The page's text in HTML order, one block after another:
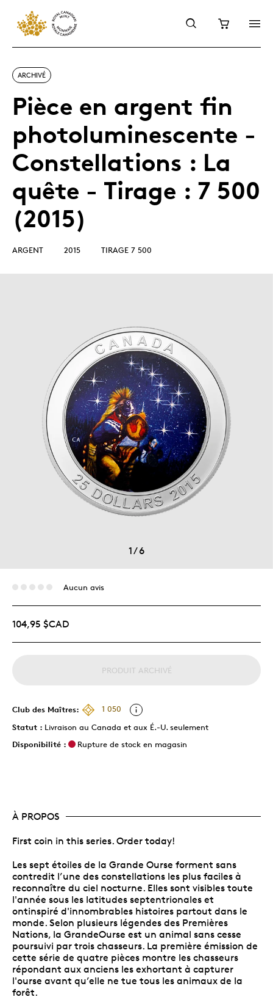
ARCHIVÉ
Pièce en argent fin
photoluminescente -
Constellations : La
quête - Tirage : 7 500
(2015)
ARGENT 2015 TIRAGE 7 500
1/6
Aucun avis
104,95 $CAD
PRODUIT ARCHIVÉ
Club des Maîtres:
1 050
Statut : Livraison au Canada et aux É.-U. seulement
Disponibilité :
Rupture de stock en magasin
À PROPOS
First coin in this series. Order today!
Les sept étoiles de la Grande Ourse forment sans
contredit l’une des constellations les plus faciles à
reconnaître du ciel nocturne. Elles sont visibles toute
l'année sous les latitudes septentrionales et
ontinspiré d'innombrables histoires partout dans le
monde. Selon plusieurs légendes des Premières
Nations, la GrandeOurse est un animal sans cesse
poursuivi par trois chasseurs. La première émission de
cette série de quatre pièces montre les chasseurs
répondant aux anciens les exhortant à capturer
l'ourse avant qu’elle ne tue tous les animaux de la
forêt.